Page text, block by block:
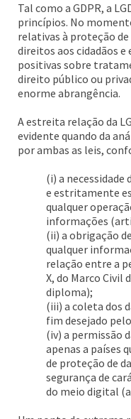
Tal como a GDPR, a
princípios. No
relativas à proteção
direitos aos cidadãos
positivas sobre
direito público ou
enorme abrangência.
A estreita relação da
evidente quando da
por ambas as leis,
(i) a
e estritamente
qualquer
informações
(ii) a obrigação
qualquer
relação entre a
X, do Marco
diploma);
(iii) a coleta dos
fim desejado
(iv) a permissão
apenas a países
de proteção de
segurança de
do meio digital